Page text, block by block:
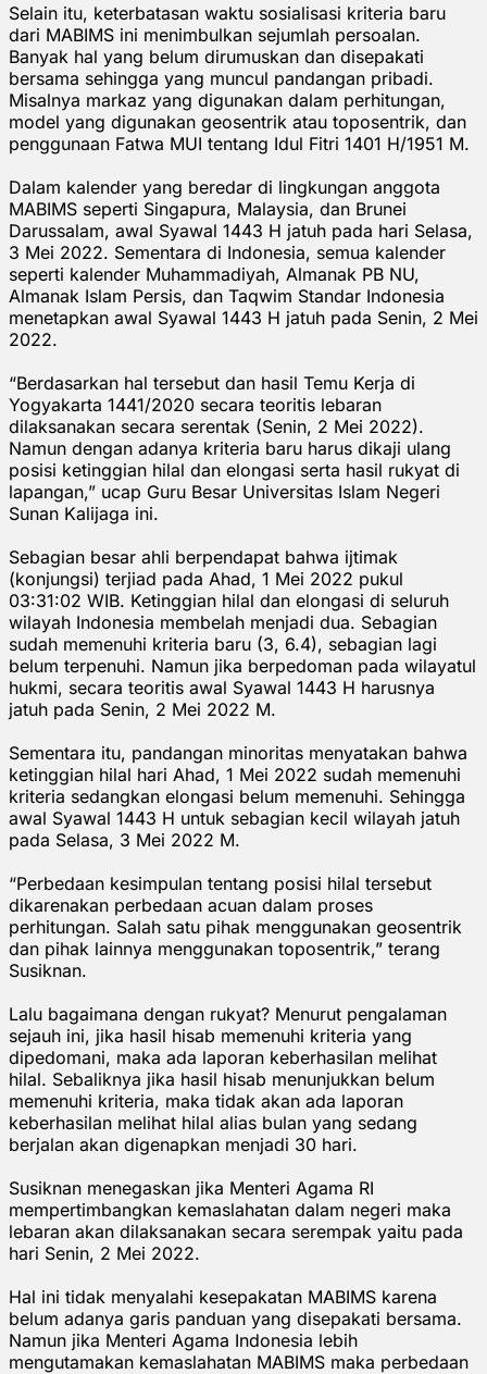
Selain itu, keterbatasan waktu sosialisasi kriteria baru
dari MABIMS ini menimbulkan sejumlah persoalan.
Banyak hal yang belum dirumuskan dan disepakati
bersama sehingga yang muncul pandangan pribadi.
Misalnya markaz yang digunakan dalam perhitungan,
model yang digunakan geosentrik atau toposentrik, dan
penggunaan Fatwa MUI tentang Idul Fitri 1401 H/1951 M.
Dalam kalender yang beredar di lingkungan anggota
MABIMS seperti Singapura, Malaysia, dan Brunei
Darussalam, awal Syawal 1443 H jatuh pada hari Selasa,
3 Mei 2022. Sementara di Indonesia, semua kalender
seperti kalender Muhammadiyah, Almanak PB NU,
Almanak Islam Persis, dan Taqwim Standar Indonesia
menetapkan awal Syawal 1443 H jatuh pada Senin, 2 Mei
2022.
“Berdasarkan hal tersebut dan hasil Temu Kerja di
Yogyakarta 1441/2020 secara teoritis lebaran
dilaksanakan secara serentak (Senin, 2 Mei 2022).
Namun dengan adanya kriteria baru harus dikaji ulang
posisi ketinggian hilal dan elongasi serta hasil rukyat di
lapangan,” ucap Guru Besar Universitas Islam Negeri
Sunan Kalijaga ini.
Sebagian besar ahli berpendapat bahwa ijtimak
(konjungsi) terjiad pada Ahad, 1 Mei 2022 pukul
03:31:02 WIB. Ketinggian hilal dan elongasi di seluruh
wilayah Indonesia membelah menjadi dua. Sebagian
sudah memenuhi kriteria baru (3, 6.4), sebagian lagi
belum terpenuhi. Namun jika berpedoman pada wilayatul
hukmi, secara teoritis awal Syawal 1443 H harusnya
jatuh pada Senin, 2 Mei 2022 M.
Sementara itu, pandangan minoritas menyatakan bahwa
ketinggian hilal hari Ahad, 1 Mei 2022 sudah memenuhi
kriteria sedangkan elongasi belum memenuhi. Sehingga
awal Syawal 1443 H untuk sebagian kecil wilayah jatuh
pada Selasa, 3 Mei 2022 M.
“Perbedaan kesimpulan tentang posisi hilal tersebut
dikarenakan perbedaan acuan dalam proses
perhitungan. Salah satu pihak menggunakan geosentrik
dan pihak lainnya menggunakan toposentrik,” terang
Susiknan.
Lalu bagaimana dengan rukyat? Menurut pengalaman
sejauh ini, jika hasil hisab memenuhi kriteria yang
dipedomani, maka ada laporan keberhasilan melihat
hilal. Sebaliknya jika hasil hisab menunjukkan belum
memenuhi kriteria, maka tidak akan ada laporan
keberhasilan melihat hilal alias bulan yang sedang
berjalan akan digenapkan menjadi 30 hari.
Susiknan menegaskan jika Menteri Agama RI
mempertimbangkan kemaslahatan dalam negeri maka
lebaran akan dilaksanakan secara serempak yaitu pada
hari Senin, 2 Mei 2022.
Hal ini tidak menyalahi kesepakatan MABIMS karena
belum adanya garis panduan yang disepakati bersama.
Namun jika Menteri Agama Indonesia lebih
mengutamakan kemaslahatan MABIMS maka perbedaan